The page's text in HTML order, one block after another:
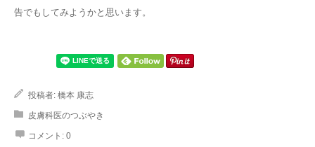
告でもしてみようかと思います。
投稿者: 橋本 康志
皮膚科医のつぶやき
コメント: 0